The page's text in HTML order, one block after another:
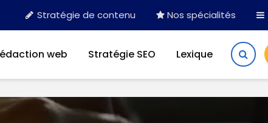
Stratégie de contenu Nos spécialités
web Stratégie SEO Lexique